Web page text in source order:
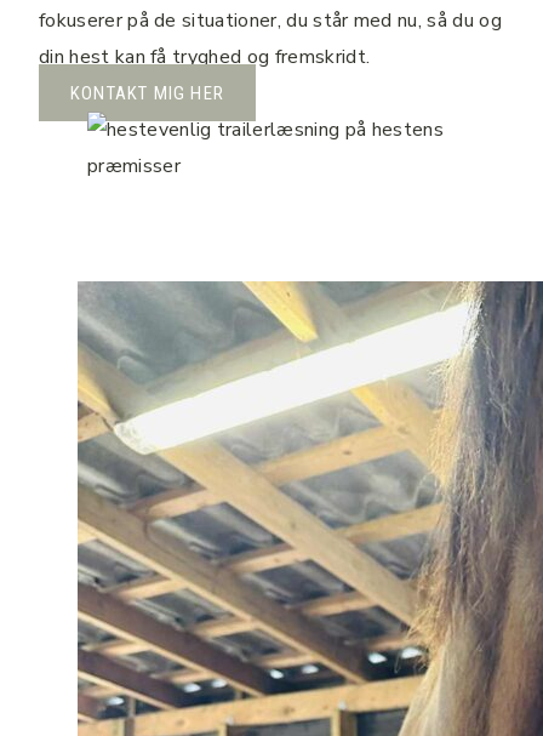
fokuserer på de situationer, du står med nu, så du og
din hest kan få tryghed og fremskridt.
KONTAKT MIG HER